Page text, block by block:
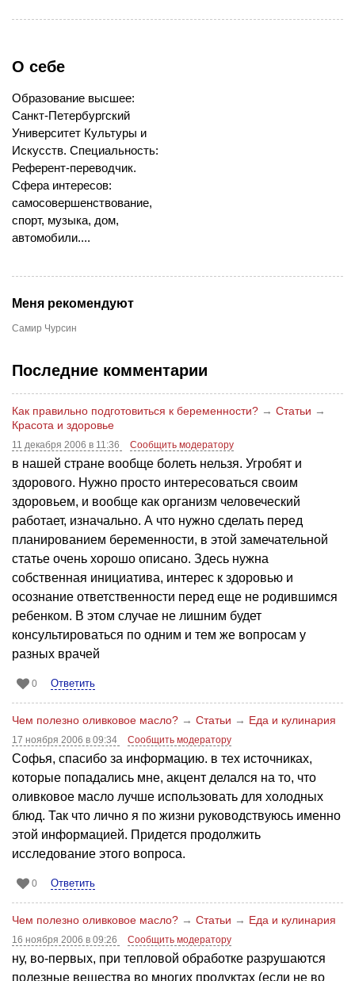
О себе
Образование высшее:
Санкт-Петербургский
Университет Культуры и
Искусств. Специальность:
Референт-переводчик.
Сфера интересов:
самосовершенствование,
спорт, музыка, дом,
автомобили....
Меня рекомендуют
Самир Чурсин
Последние комментарии
Как правильно подготовиться к беременности? → Статьи →
Красота и здоровье
11 декабря 2006 в 11:36 Сообщить модератору
в нашей стране вообще болеть нельзя. Угробят и
здорового. Нужно просто интересоваться своим
здоровьем, и вообще как организм человеческий
работает, изначально. А что нужно сделать перед
планированием беременности, в этой замечательной
статье очень хорошо описано. Здесь нужна
собственная инициатива, интерес к здоровью и
осознание ответственности перед еще не родившимся
ребенком. В этом случае не лишним будет
консультироваться по одним и тем же вопросам у
разных врачей
0 Ответить
Чем полезно оливковое масло? → Статьи → Еда и кулинария
17 ноября 2006 в 09:34 Сообщить модератору
Софья, спасибо за информацию. в тех источниках,
которые попадались мне, акцент делался на то, что
оливковое масло лучше использовать для холодных
блюд. Так что лично я по жизни руководствуюсь именно
этой информацией. Придется продолжить
исследование этого вопроса.
0 Ответить
Чем полезно оливковое масло? → Статьи → Еда и кулинария
16 ноября 2006 в 09:26 Сообщить модератору
ну, во-первых, при тепловой обработке разрушаются
полезные вещества во многих продуктах (если не во